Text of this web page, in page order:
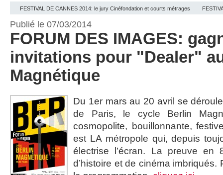
FESTIVAL DE CANNES 2014: le jury Cinéfondation et courts métrages
Publié le 07/03/2014
FORUM DES IMAGES:
invitations pour "Dealer"
Magnétique
Du 1er mars au 20 avril se
de Paris, le cycle Berlin
cosmopolite, bouillonnante,
est LA métropole qui, depuis
électrise l’écran. La preuve
d’histoire et de cinéma